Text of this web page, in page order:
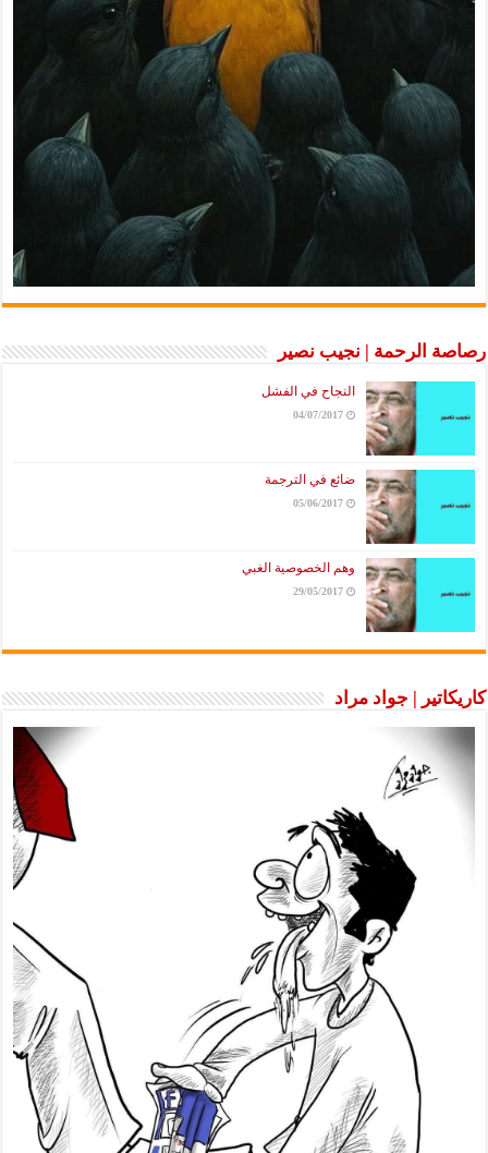
رصاصة الرحمة | نجيب نصير
النجاح في الفشل
04/07/2017
ضائع في الترجمة
05/06/2017
وهم الخصوصية الغبي
29/05/2017
كاريكاتير | جواد مراد